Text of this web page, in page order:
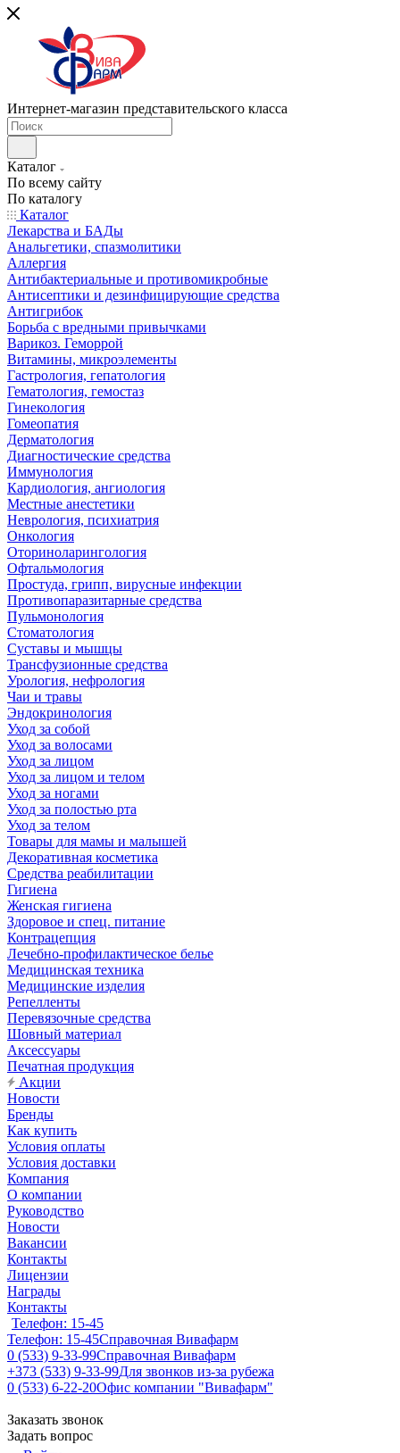
Интернет-магазин представительского класса
Каталог
По всему сайту
По каталогу
Каталог
Лекарства и БАДы
Анальгетики, спазмолитики
Аллергия
Антибактериальные и противомикробные
Антисептики и дезинфицирующие средства
Антигрибок
Борьба с вредными привычками
Варикоз. Геморрой
Витамины, микроэлементы
Гастрология, гепатология
Гематология, гемостаз
Гинекология
Гомеопатия
Дерматология
Диагностические средства
Иммунология
Кардиология, ангиология
Местные анестетики
Неврология, психиатрия
Онкология
Оториноларингология
Офтальмология
Простуда, грипп, вирусные инфекции
Противопаразитарные средства
Пульмонология
Стоматология
Суставы и мышцы
Трансфузионные средства
Урология, нефрология
Чаи и травы
Эндокринология
Уход за собой
Уход за волосами
Уход за лицом
Уход за лицом и телом
Уход за ногами
Уход за полостью рта
Уход за телом
Товары для мамы и малышей
Декоративная косметика
Средства реабилитации
Гигиена
Женская гигиена
Здоровое и спец. питание
Контрацепция
Лечебно-профилактическое белье
Медицинская техника
Медицинские изделия
Репелленты
Перевязочные средства
Шовный материал
Аксессуары
Печатная продукция
Акции
Новости
Бренды
Как купить
Условия оплаты
Условия доставки
Компания
О компании
Руководство
Новости
Вакансии
Контакты
Лицензии
Награды
Контакты
Телефон: 15-45
Телефон: 15-45Справочная Вивафарм
0 (533) 9-33-99Справочная Вивафарм
+373 (533) 9-33-99Для звонков из-за рубежа
0 (533) 6-22-20Офис компании "Вивафарм"
Заказать звонок
Задать вопрос